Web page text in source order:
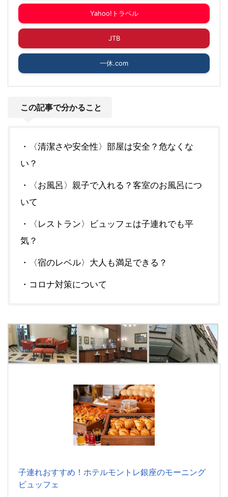
Yahoo!トラベル
JTB
一休.com
この記事で分かること
・〈清潔さや安全性〉部屋は安全？危なくな
い？
・〈お風呂〉親子で入れる？客室のお風呂につ
いて
・〈レストラン〉ビュッフェは子連れでも平
気？
・〈宿のレベル〉大人も満足できる？
・コロナ対策について
子連れおすすめ！ホテルモントレ銀座のモーニング
ビュッフェ